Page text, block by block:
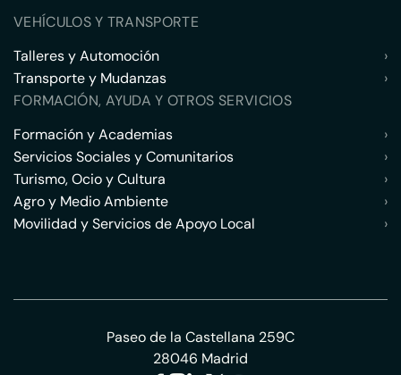
VEHÍCULOS Y TRANSPORTE
Talleres y Automoción
›
Transporte y Mudanzas
›
FORMACIÓN, AYUDA Y OTROS SERVICIOS
Formación y Academias
›
Servicios Sociales y Comunitarios
›
Turismo, Ocio y Cultura
›
Agro y Medio Ambiente
›
Movilidad y Servicios de Apoyo Local
›
Paseo de la Castellana 259C
28046 Madrid